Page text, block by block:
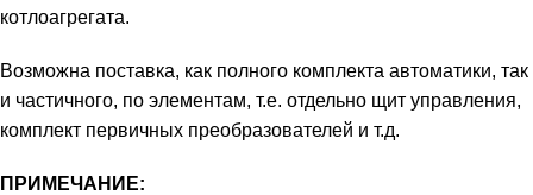
котлоагрегата.
Возможна поставка, как полного комплекта автоматики, так
и частичного, по элементам, т.е. отдельно щит управления,
комплект первичных преобразователей и т.д.
ПРИМЕЧАНИЕ: